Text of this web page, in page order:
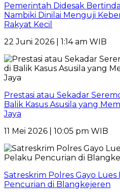
Pemerintah Didesak
Nambiki Dinilai Menguji
Rakyat Kecil
22 Juni 2026 | 1:14 am WIB
Prestasi atau Sekadar
Balik Kasus Asusila yang
Jaya
11 Mei 2026 | 10:05 pm WIB
Satreskrim Polres Gayo
Pencurian di Blangkejeren